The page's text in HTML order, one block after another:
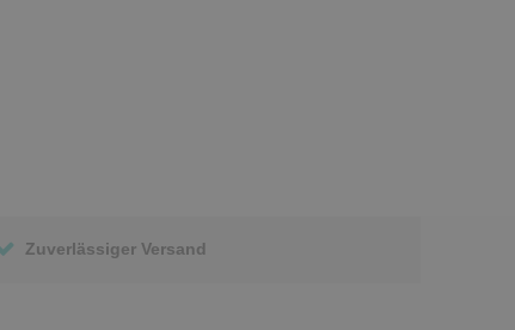
Zuverlässiger Versand